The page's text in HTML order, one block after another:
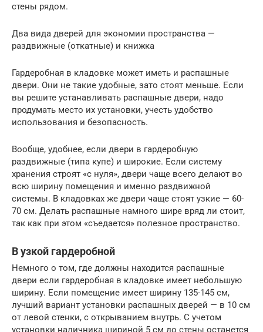
стены рядом.
Два вида дверей для экономии пространства —
раздвижные (откатные) и книжка
Гардеробная в кладовке может иметь и распашные
двери. Они не такие удобные, зато стоят меньше. Если
вы решите устанавливать распашные двери, надо
продумать место их установки, учесть удобство
использования и безопасность.
Вообще, удобнее, если двери в гардеробную
раздвижные (типа купе) и широкие. Если систему
хранения строят «с нуля», двери чаще всего делают во
всю ширину помещения и именно раздвижной
системы. В кладовках же двери чаще стоят узкие — 60-
70 см. Делать распашные намного шире вряд ли стоит,
так как при этом «съедается» полезное пространство.
В узкой гардеробной
Немного о том, где должны находится распашные
двери если гардеробная в кладовке имеет небольшую
ширину. Если помещение имеет ширину 135-145 см,
лучший вариант установки распашных дверей — в 10 см
от левой стенки, с открыванием внутрь. С учетом
установки наличника шириной 5 см до стены останется